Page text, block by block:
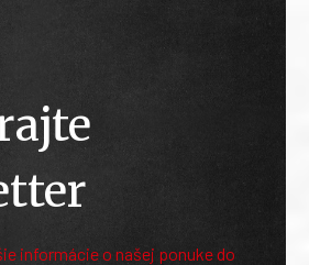
informácie o našej ponuke do